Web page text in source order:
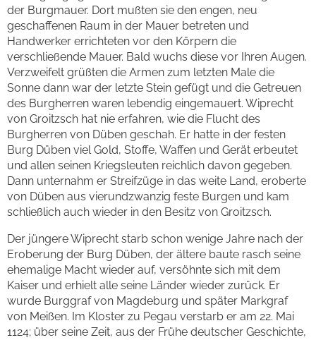
der Burgmauer. Dort mußten sie den engen, neu
geschaffenen Raum in der Mauer betreten und
Handwerker errichteten vor den Körpern die
verschließende Mauer. Bald wuchs diese vor Ihren Augen.
Verzweifelt grüßten die Armen zum letzten Male die
Sonne dann war der letzte Stein gefügt und die Getreuen
des Burgherren waren lebendig eingemauert. Wiprecht
von Groitzsch hat nie erfahren, wie die Flucht des
Burgherren von Düben geschah. Er hatte in der festen
Burg Düben viel Gold, Stoffe, Waffen und Gerät erbeutet
und allen seinen Kriegsleuten reichlich davon gegeben.
Dann unternahm er Streifzüge in das weite Land, eroberte
von Düben aus vierundzwanzig feste Burgen und kam
schließlich auch wieder in den Besitz von Groitzsch.
Der jüngere Wiprecht starb schon wenige Jahre nach der
Eroberung der Burg Düben, der ältere baute rasch seine
ehemalige Macht wieder auf, versöhnte sich mit dem
Kaiser und erhielt alle seine Länder wieder zurück. Er
wurde Burggraf von Magdeburg und später Markgraf
von Meißen. Im Kloster zu Pegau verstarb er am 22. Mai
1124; über seine Zeit, aus der Frühe deutscher Geschichte,